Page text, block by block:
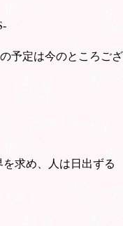
予定は今のところござ
求め、人は日出ずる